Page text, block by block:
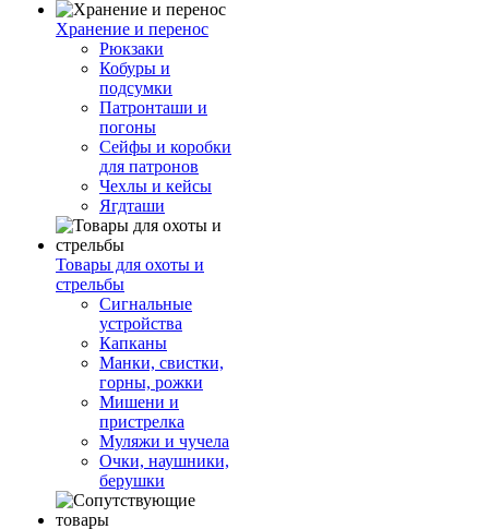
Хранение и перенос
Рюкзаки
Кобуры и
подсумки
Патронташи и
погоны
Сейфы и коробки
для патронов
Чехлы и кейсы
Ягдташи
Товары для охоты и
стрельбы
Сигнальные
устройства
Капканы
Манки, свистки,
горны, рожки
Мишени и
пристрелка
Муляжи и чучела
Очки, наушники,
берушки